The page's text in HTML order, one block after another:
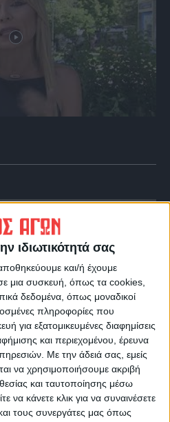
ιδιωτικότητά σας
και/ή έχουμε
μια συσκευή, όπως τα cookies,
δεδομένα, όπως μοναδικοί
πληροφορίες που
για εξατομικευμένες διαφημίσεις
και περιεχομένου, έρευνα
Με την άδειά σας, εμείς
να χρησιμοποιήσουμε ακριβή
και ταυτοποίησης μέσω
κάνετε κλικ για να συναινέσετε
τους συνεργάτες μας όπως
για να "σωθεί" η